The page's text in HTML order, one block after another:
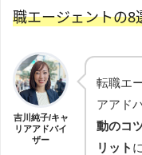
職エージェントの8
吉川純子/キャ
リアアドバイ
ザー
転職エ
アアド
動のコ
リット